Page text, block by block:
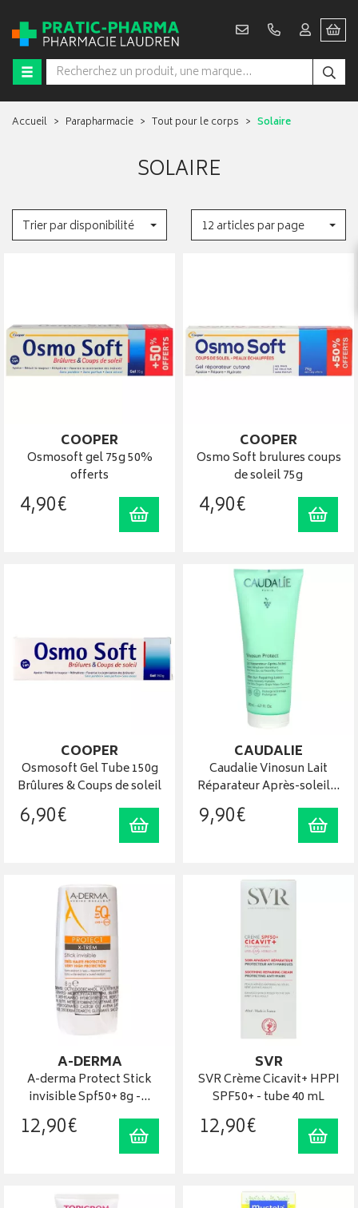
Accueil Parapharmacie Tout pour le corps Solaire
SOLAIRE
Trier par disponibilité 12 articles par page
COOPER
Osmosoft gel 75g 50%
offerts
4,90€ Ajouter au panier
COOPER
Osmo Soft brulures coups
de soleil 75g
4,90€
COOPER
Osmosoft Gel Tube 150g
Brûlures & Coups de soleil
6,90€ Ajouter au panier
CAUDALIE
Caudalie Vinosun Lait
Réparateur Après-soleil…
9,90€
A-DERMA
A-derma Protect Stick
invisible Spf50+ 8g -…
12,90€ Ajouter au panier
SVR
SVR Crème Cicavit+ HPPI
SPF50+ - tube 40 mL
12,90€